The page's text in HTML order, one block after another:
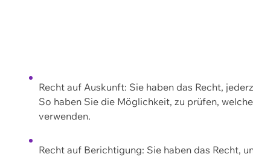
Recht auf Auskunft: Sie haben das Recht,
So haben Sie die Möglichkeit, zu prüfen,
verwenden.
Recht auf Berichtigung: Sie haben das Recht,